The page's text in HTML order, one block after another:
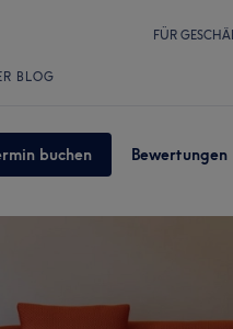
FÜR
BLOG
buchen Bewertungen